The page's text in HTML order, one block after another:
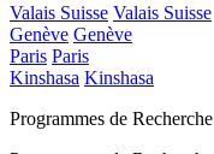
Valais Suisse Valais Suisse
Genève Genève
Paris Paris
Kinshasa Kinshasa
Programmes de Recherche